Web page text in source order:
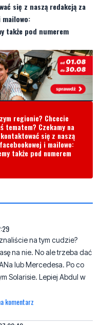
się z naszą redakcją za
także pod numerem
regionie? Chcecie
tematem? Czekamy na
się z naszą
i mailowo:
także pod numerem
na tym cudzie?
na nie. No ale trzeba dać
lub Mercedesa. Po co
Solarisie. Lepiej Abdul w
komentarz